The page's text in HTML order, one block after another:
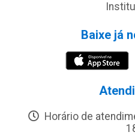
Baixe já
Horário de